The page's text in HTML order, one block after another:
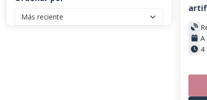
A
4